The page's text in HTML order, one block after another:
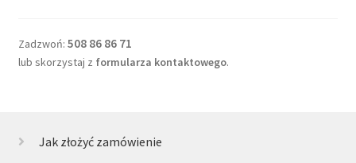
Zadzwoń: 508 86 86 71
lub skorzystaj z formularza kontaktowego.
Jak złożyć zamówienie